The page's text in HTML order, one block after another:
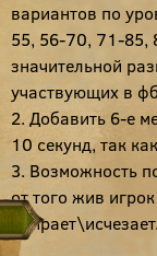
вариантов по
55, 56-70, 71-85,
значительной
участвующих в
2. Добавить 6-е
10 секунд, так
3. Возможность
от того жив
умирает\исчезает.